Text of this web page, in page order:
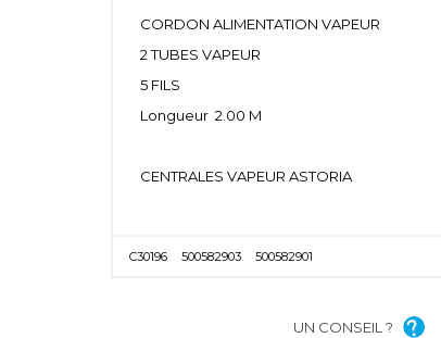
CORDON ALIMENTATION VAPEUR
2 TUBES VAPEUR
5 FILS
Longueur 2.00 M
CENTRALES VAPEUR ASTORIA
C30196 500582903 500582901
UN CONSEIL ?